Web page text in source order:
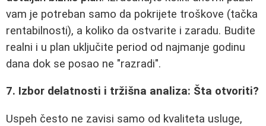
vam je potreban samo da pokrijete troškove (tačka
rentabilnosti), a koliko da ostvarite i zaradu. Budite
realni i u plan uključite period od najmanje godinu
dana dok se posao ne "razradi".
7. Izbor delatnosti i tržišna analiza: Šta otvoriti?
Uspeh često ne zavisi samo od kvaliteta usluge,